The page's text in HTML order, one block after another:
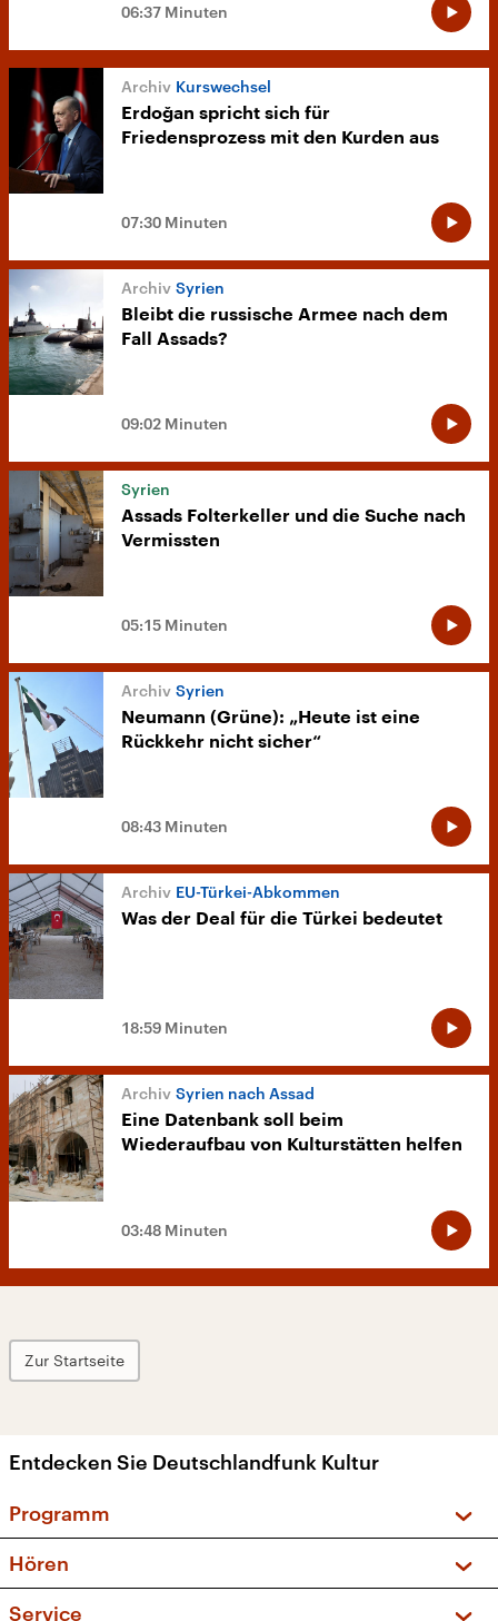
06:37 Minuten
Kurswechsel
Erdoğan spricht sich für
Friedensprozess mit den Kurden aus
07:30 Minuten
Syrien
Bleibt die russische Armee nach dem
Fall Assads?
09:02 Minuten
Syrien
Assads Folterkeller und die Suche nach
Vermissten
05:15 Minuten
Syrien
Neumann (Grüne): „Heute ist eine
Rückkehr nicht sicher“
08:43 Minuten
EU-Türkei-Abkommen
Was der Deal für die Türkei bedeutet
18:59 Minuten
Syrien nach Assad
Eine Datenbank soll beim
Wiederaufbau von Kulturstätten helfen
03:48 Minuten
Zur Startseite
Entdecken Sie Deutschlandfunk Kultur
Programm
Sendungen und Podcasts
Hören
Service